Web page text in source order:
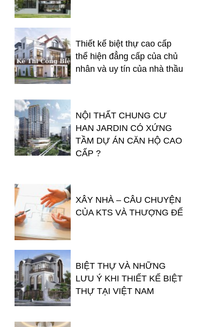
Thiết kế biệt thự cao cấp
thể hiện đẳng cấp của chủ
nhân và uy tín của nhà thầu
NỘI THẤT CHUNG CƯ
HAN JARDIN CÓ XỨNG
TẦM DỰ ÁN CĂN HỘ CAO
CẤP ?
XÂY NHÀ – CÂU CHUYỆN
CỦA KTS VÀ THƯỢNG ĐẾ
BIỆT THỰ VÀ NHỮNG
LƯU Ý KHI THIẾT KẾ BIỆT
THỰ TẠI VIỆT NAM